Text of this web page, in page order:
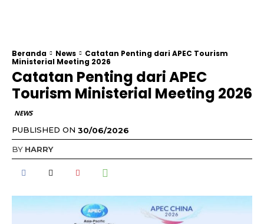
Beranda News
Catatan Penting dari APEC Tourism
Ministerial Meeting 2026
Catatan Penting dari APEC
Tourism Ministerial Meeting 2026
NEWS
PUBLISHED ON 30/06/2026
BY HARRY